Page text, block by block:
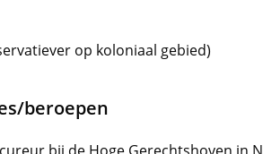
op koloniaal gebied)
beroepen